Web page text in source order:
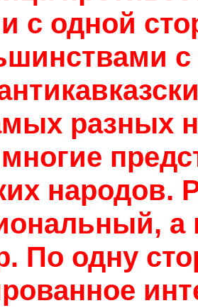
с одной
с
разных
народов.
По одну